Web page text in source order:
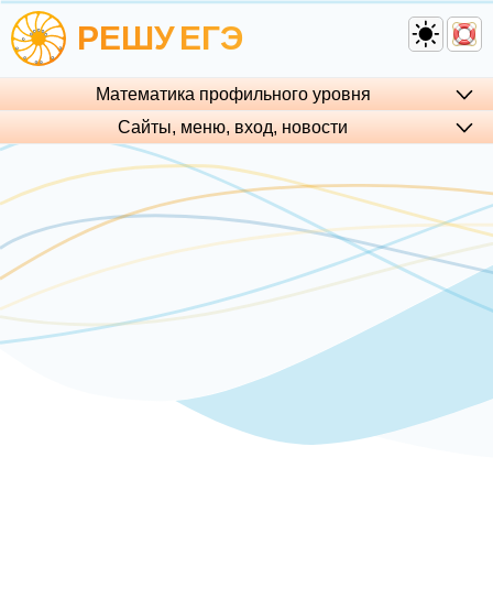
РЕШУЕГЭ
Математика профильного уровня
Сайты, меню, вход, но­во­сти